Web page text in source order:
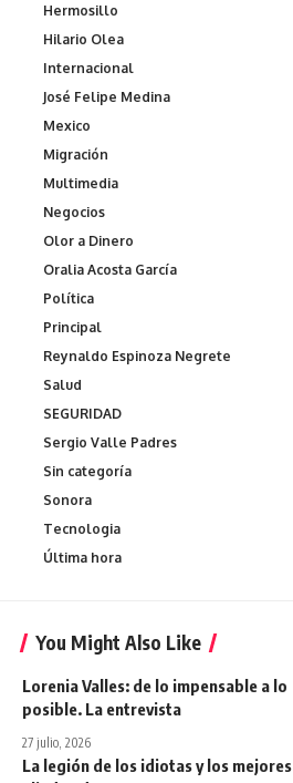
Hermosillo
Hilario Olea
Internacional
José Felipe Medina
Mexico
Migración
Multimedia
Negocios
Olor a Dinero
Oralia Acosta García
Política
Principal
Reynaldo Espinoza Negrete
Salud
SEGURIDAD
Sergio Valle Padres
Sin categoría
Sonora
Tecnologia
Última hora
You Might Also Like
Lorenia Valles: de lo impensable a lo
posible. La entrevista
27 julio, 2026
La legión de los idiotas y los mejores